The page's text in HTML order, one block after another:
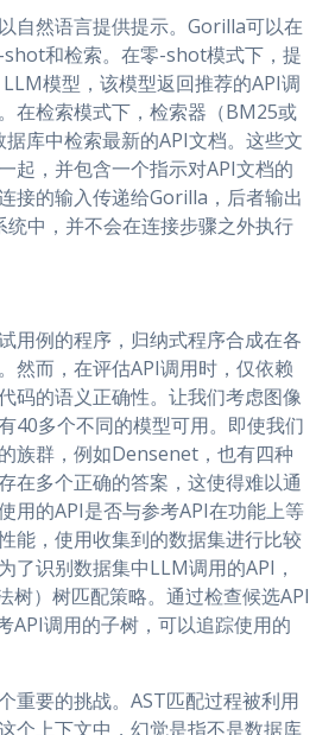
自然语言提供提示。Gorilla可以在
和检索。在零-shot模式下，提
模型，该模型返回推荐的API调
在检索模式下，检索器（BM25或
库中检索最新的API文档。这些文
起，并包含一个指示对API文档的
接的输入传递给Gorilla，后者输出
统中，并不会在连接步骤之外执行
用例的程序，归纳式程序合成在各
然而，在评估API调用时，仅依赖
码的语义正确性。让我们考虑图像
40多个不同的模型可用。即使我们
族群，例如Densenet，也有四种
在多个正确的答案，这使得难以通
用的API是否与参考API在功能上等
能，使用收集到的数据集进行比较
了识别数据集中LLM调用的API，
树）树匹配策略。通过检查候选API
API调用的子树，可以追踪使用的
重要的挑战。AST匹配过程被利用
个上下文中，幻觉是指不是数据库